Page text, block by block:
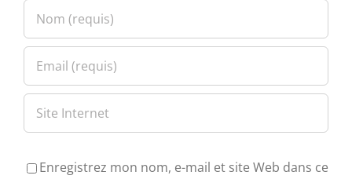
Enregistrez mon nom, e-mail et site Web dans ce